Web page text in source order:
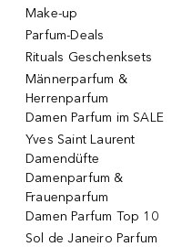
Make-up
Parfum-Deals
Rituals Geschenksets
Männerparfum &
Herrenparfum
Damen Parfum im SALE
Yves Saint Laurent
Damendüfte
Damenparfum &
Frauenparfum
Damen Parfum Top 10
Sol de Janeiro Parfum